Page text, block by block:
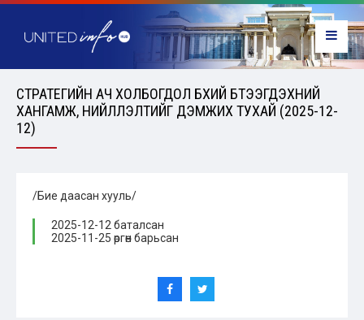
СТРАТЕГИЙН АЧ ХОЛБОГДОЛ БҮХИЙ БҮТЭЭГДЭХҮҮНИЙ
ХАНГАМЖ, НИЙЛҮҮЛЭЛТИЙГ ДЭМЖИХ ТУХАЙ (2025-12-
12)
/Бие даасан хууль/
2025-12-12 баталсан
2025-11-25 өргөн барьсан